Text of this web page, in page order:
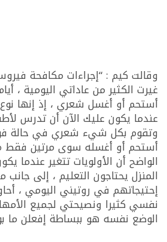
وقالت كيم : “إجراءات مكافحة
غيرت الكثير من عاداتي اليومية ،
أستحم أو أغسل شعري ، إذ إنها
عندما يكون عليك الآن أن تدرس
وتقوم بكل شيء شعري في حالة
أستحم أو أغسله سوى مرتين فقط
الواضح أن الأولويات تتغير عندما
المنزل يحتاجون التعليم ، إلى
إحتيجاتهم في روتيني اليومي ،
نفسي كثيرا ونصيحتي لجميع
الوضع نفسه هو ببساطة إفعلن ما